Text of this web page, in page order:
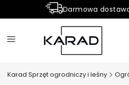
Darmowa
Rabaty -50% na
Karad Sprzęt ogrodniczy i leśny